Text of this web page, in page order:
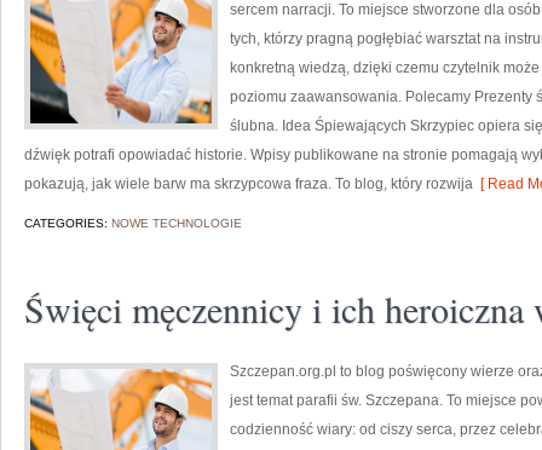
sercem narracji. To miejsce stworzone dla
tych, którzy pragną pogłębiać warsztat na
konkretną wiedzą, dzięki czemu czytelnik
poziomu zaawansowania. Polecamy
ślubna. Idea Śpiewających Skrzypiec opiera
dźwięk potrafi opowiadać historie. Wpisy publikowane na stronie pomagają
pokazują, jak wiele barw ma skrzypcowa fraza. To blog, który rozwija [ Read
CATEGORIES: NOWE TECHNOLOGIE
Święci męczennicy i ich heroiczna
Szczepan.org.pl to blog poświęcony wierze
jest temat parafii św. Szczepana. To miejsce
codzienność wiary: od ciszy serca, przez